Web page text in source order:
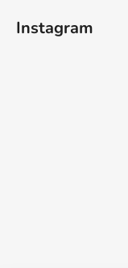
Instagram